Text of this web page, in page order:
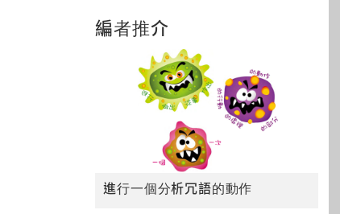
編者推介
進行一個分析冗語的動作